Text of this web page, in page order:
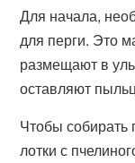
Для начала,
для перги. Это
размещают в
оставляют
Чтобы собирать
лотки с